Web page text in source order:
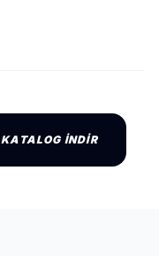
KATALOG İNDİR